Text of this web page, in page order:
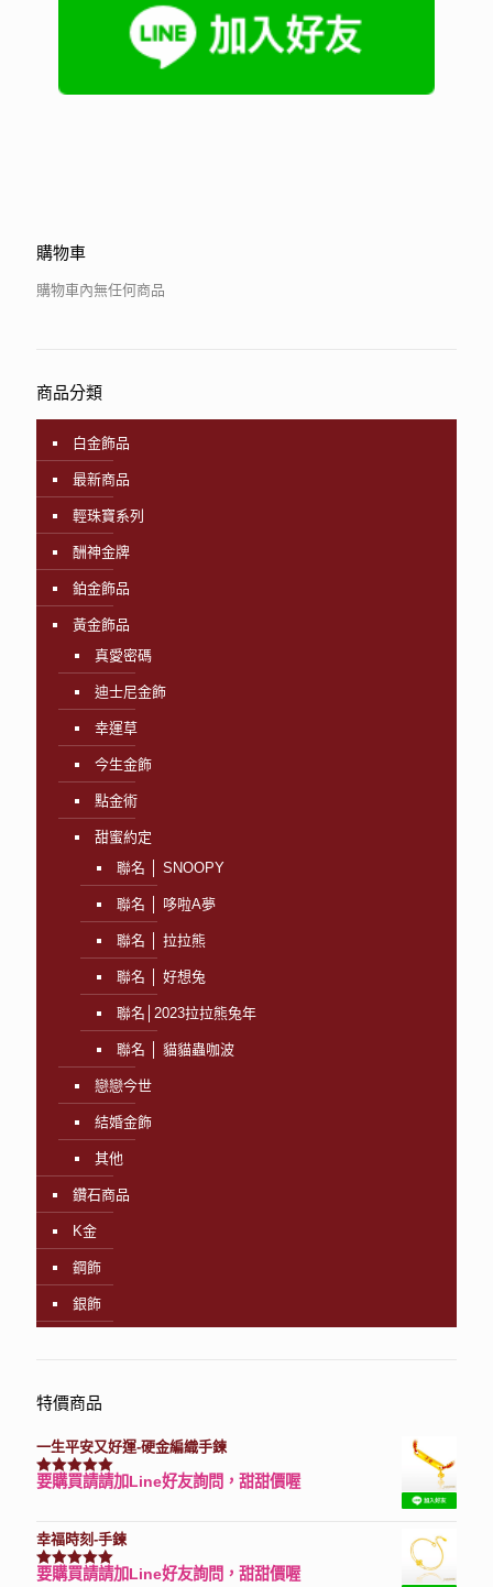
購物車
購物車內無任何商品
商品分類
白金飾品
最新商品
輕珠寶系列
酬神金牌
鉑金飾品
黃金飾品
真愛密碼
迪士尼金飾
幸運草
今生金飾
點金術
甜蜜約定
聯名 │ SNOOPY
聯名 │ 哆啦A夢
聯名 │ 拉拉熊
聯名 │ 好想兔
聯名│2023拉拉熊兔年
聯名 │ 貓貓蟲咖波
戀戀今世
結婚金飾
其他
鑽石商品
K金
鋼飾
銀飾
特價商品
一生平安又好運-硬金編織手鍊
評分7740滿分 5
要購買請請加Line好友詢問，甜甜價喔
幸福時刻-手鍊
評分3150滿分 5
要購買請請加Line好友詢問，甜甜價喔